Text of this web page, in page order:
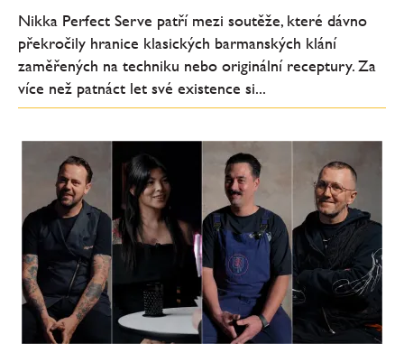
Nikka Perfect Serve patří mezi soutěže, které dávno
překročily hranice klasických barmanských klání
zaměřených na techniku nebo originální receptury. Za
více než patnáct let své existence si...